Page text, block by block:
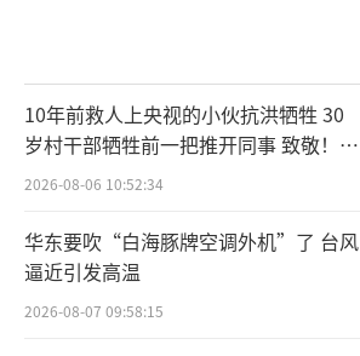
10年前救人上央视的小伙抗洪牺牲 30
岁村干部牺牲前一把推开同事 致敬！送
别！
2026-08-06 10:52:34
华东要吹“白海豚牌空调外机”了 台风
逼近引发高温
2026-08-07 09:58:15